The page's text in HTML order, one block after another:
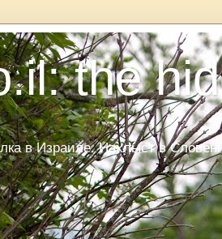
the
в Израиле. Нахлыст в